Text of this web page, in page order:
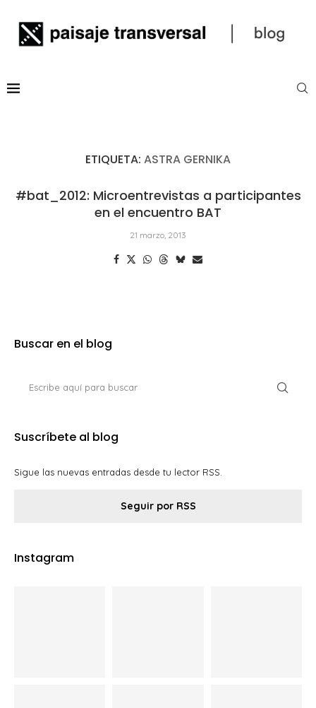
ETIQUETA: ASTRA GERNIKA
#bat_2012: Microentrevistas a participantes
en el encuentro BAT
21 marzo, 2013
Buscar en el blog
Suscríbete al blog
Sigue las nuevas entradas desde tu lector RSS.
Seguir por RSS
Instagram